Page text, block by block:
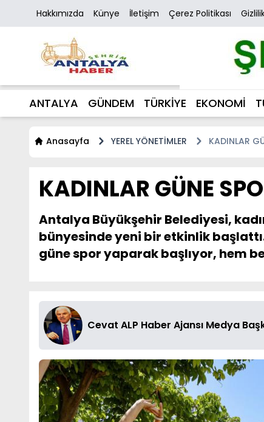
Hakkımızda Künye İletişim Çerez Politikası
ANTALYA GÜNDEM TÜRKİYE EKONOMİ
Anasayfa YEREL YÖNETİMLER KADINLAR
KADINLAR GÜNE
Antalya Büyükşehir Belediyesi,
bünyesinde yeni bir etkinlik
güne spor yaparak başlıyor, hem
Cevat ALP Haber Ajansı Medya